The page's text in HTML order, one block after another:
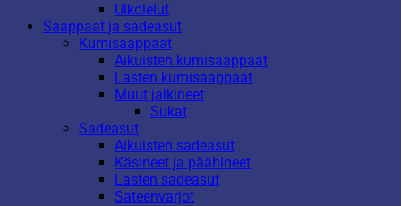
Ulkolelut
Saappaat ja sadeasut
Kumisaappaat
Aikuisten kumisaappaat
Lasten kumisaappaat
Muut jalkineet
Sukat
Sadeasut
Aikuisten sadeasut
Käsineet ja päähineet
Lasten sadeasut
Sateenvarjot